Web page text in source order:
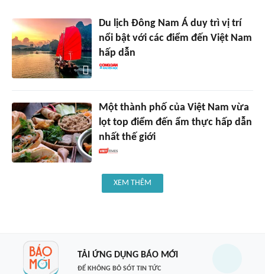
Du lịch Đông Nam Á duy trì vị trí
nổi bật với các điểm đến Việt Nam
hấp dẫn
Một thành phố của Việt Nam vừa
lọt top điểm đến ẩm thực hấp dẫn
nhất thế giới
XEM THÊM
TẢI ỨNG DỤNG BÁO MỚI
ĐỂ KHÔNG BỎ SÓT TIN TỨC